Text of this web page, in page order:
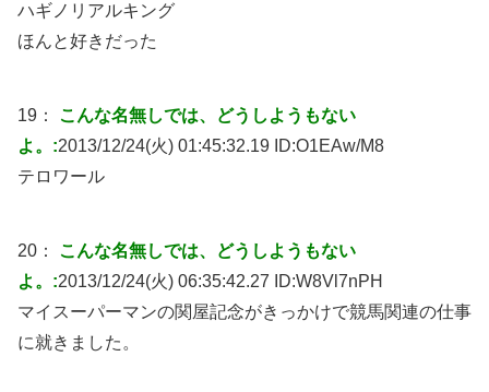
ハギノリアルキング
ほんと好きだった
19： こんな名無しでは、どうしようもない
よ。:2013/12/24(火) 01:45:32.19 ID:O1EAw/M8
テロワール
20： こんな名無しでは、どうしようもない
よ。:2013/12/24(火) 06:35:42.27 ID:W8Vl7nPH
マイスーパーマンの関屋記念がきっかけで競馬関連の仕事
に就きました。